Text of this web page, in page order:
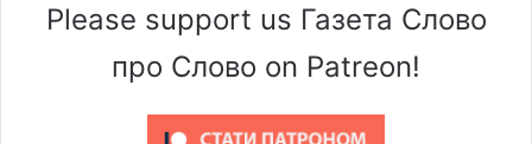
Please support us Газета Слово
про Слово on Patreon!